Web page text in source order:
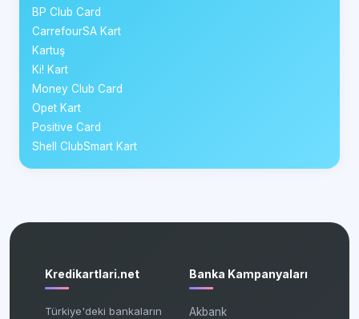
BP Club Card
CarrefourSA Kart
Kartuş
Ki! Kart
Money Club Card
Opet Kart
Positive Card
Shell ClubSmart Kart
Kredikartlari.net
Türkiye'deki bankaların
Banka Kampanyaları
Akbank